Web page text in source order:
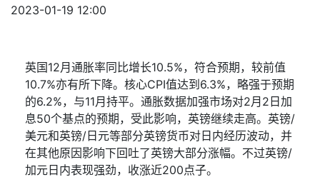
2023-01-19 12:00
英国12月通胀率同比增长10.5%，符合预期，较前值
10.7%亦有所下降。核心CPI值达到 6.3%，略强于预期
的6.2%，与11月持平。通胀数据加强市场对2月 2 日加
息50个基点的预期，受此影响，英镑继续走高。英镑/
美元和英镑/ 日元等部分英镑货币对日内经历波动，并
在其他原因影响下回吐了英镑大部分涨幅。不过英镑/
加元日内表现强劲，收涨近200点子。